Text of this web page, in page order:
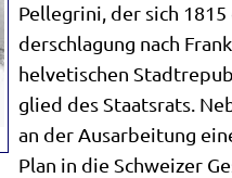
Pel­le­g­ri­ni, der sich
der­schla­gung nach
hel­ve­ti­schen
glied des Staats­rats.
an der Aus­ar­bei­tung
Plan in die Schwei­zer